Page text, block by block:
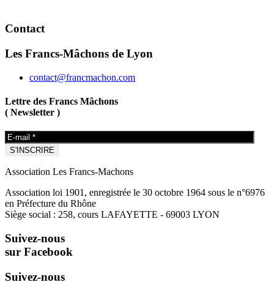
Contact
Les Francs-Mâchons de Lyon
contact@francmachon.com
Lettre des Francs Mâchons
( Newsletter )
Association Les Francs-Machons
Association loi 1901, enregistrée le 30 octobre 1964 sous le n°6976
en Préfecture du Rhône
Siège social : 258, cours LAFAYETTE - 69003 LYON
Suivez-nous
sur Facebook
Suivez-nous